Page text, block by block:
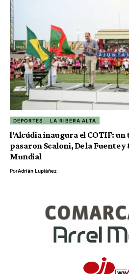
DEPORTES LA RIBERA ALTA
l’Alcúdia inaugura el COTIF:
pasaron Scaloni, De la Fuente
Mundial
PorAdrián Lupiáñez